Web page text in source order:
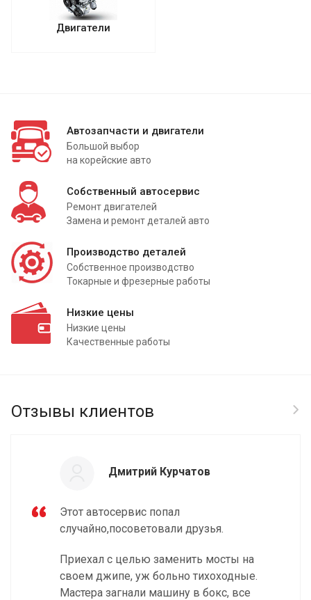
Двигатели
Автозапчасти и двигатели
Большой выбор
на корейские авто
Собственный автосервис
Ремонт двигателей
Замена и ремонт деталей авто
Производство деталей
Собственное производство
Токарные и фрезерные работы
Низкие цены
Низкие цены
Качественные работы
Отзывы клиентов
Дмитрий Курчатов
Этот автосервис попал
случайно,посоветовали друзья.
Приехал с целью заменить мосты на
своем джипе, уж больно тихоходные.
Мастера загнали машину в бокс, все